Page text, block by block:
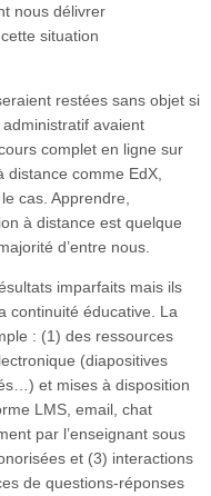
nous délivrer
situation
restées sans objet si
avaient
complet en ligne sur
distance comme EdX,
cas. Apprendre,
à distance est quelque
d’entre nous.
imparfaits mais ils
continuité éducative. La
: (1) des ressources
(diapositives
et mises à disposition
LMS, email, chat
par l’enseignant sous
et (3) interactions
de questions-réponses